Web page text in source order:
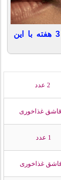
کاهش چشمگیر جای زخم و بخیه فقط در 3 هفته با این
1 عدد